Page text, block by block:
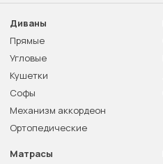
Диваны
Прямые
Угловые
Кушетки
Софы
Механизм аккордеон
Ортопедические
Матрасы